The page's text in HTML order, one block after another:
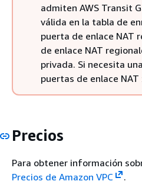
admiten AWS Transit
válida en la tabla de
puerta de enlace NAT
de enlace NAT
privada. Si necesita
puertas de enlace
Precios
Para obtener información
Precios de Amazon VPC
.